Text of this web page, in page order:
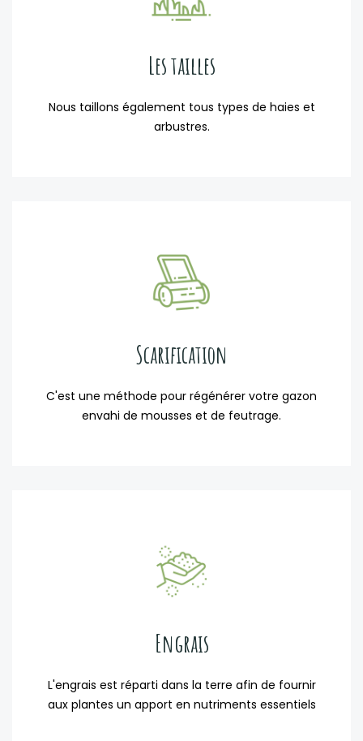
Les tailles
Nous taillons également tous types de haies et
arbustres.
Scarification
C'est une méthode pour régénérer votre gazon
envahi de mousses et de feutrage.
Engrais
L'engrais est réparti dans la terre afin de fournir
aux plantes un apport en nutriments essentiels